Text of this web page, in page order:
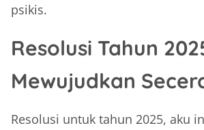
psikis.
Resolusi Tahun
Mewujudkan
Resolusi untuk tahun 2025, aku